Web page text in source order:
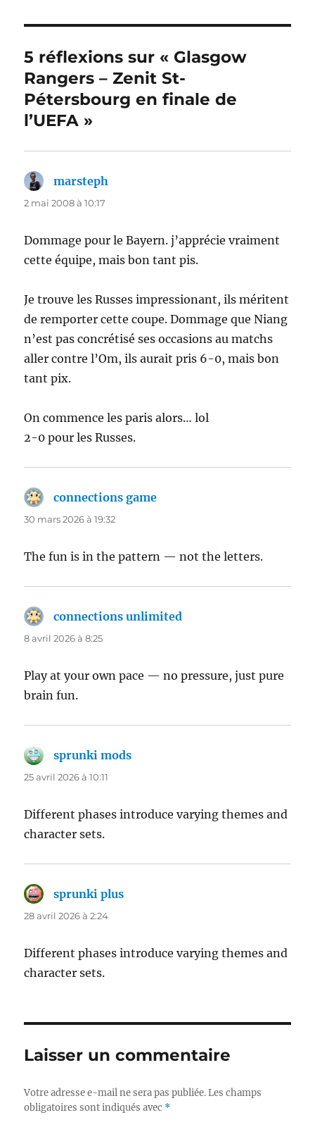
5 réflexions sur « Glasgow
Rangers – Zenit St-
Pétersbourg en finale de
l’UEFA »
marsteph
2 mai 2008 à 10:17
Dommage pour le Bayern. j’apprécie vraiment
cette équipe, mais bon tant pis.
Je trouve les Russes impressionant, ils méritent
de remporter cette coupe. Dommage que Niang
n’est pas concrétisé ses occasions au matchs
aller contre l’Om, ils aurait pris 6-0, mais bon
tant pix.
On commence les paris alors… lol
2-0 pour les Russes.
connections game
30 mars 2026 à 19:32
The fun is in the pattern — not the letters.
connections unlimited
8 avril 2026 à 8:25
Play at your own pace — no pressure, just pure
brain fun.
sprunki mods
25 avril 2026 à 10:11
Different phases introduce varying themes and
character sets.
sprunki plus
28 avril 2026 à 2:24
Different phases introduce varying themes and
character sets.
Laisser un commentaire
Votre adresse e-mail ne sera pas publiée. Les champs
obligatoires sont indiqués avec *